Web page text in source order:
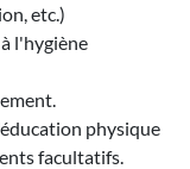
etc.)
l'hygiène
physique
facultatifs.